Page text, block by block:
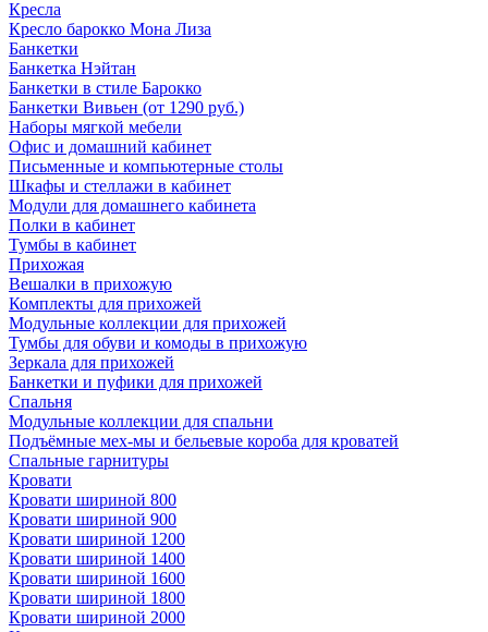
Кресла
Кресло барокко Мона Лиза
Банкетки
Банкетка Нэйтан
Банкетки в стиле Барокко
Банкетки Вивьен (от 1290 руб.)
Наборы мягкой мебели
Офис и домашний кабинет
Письменные и компьютерные столы
Шкафы и стеллажи в кабинет
Модули для домашнего кабинета
Полки в кабинет
Тумбы в кабинет
Прихожая
Вешалки в прихожую
Комплекты для прихожей
Модульные коллекции для прихожей
Тумбы для обуви и комоды в прихожую
Зеркала для прихожей
Банкетки и пуфики для прихожей
Спальня
Модульные коллекции для спальни
Подъёмные мех-мы и бельевые короба для кроватей
Спальные гарнитуры
Кровати
Кровати шириной 800
Кровати шириной 900
Кровати шириной 1200
Кровати шириной 1400
Кровати шириной 1600
Кровати шириной 1800
Кровати шириной 2000